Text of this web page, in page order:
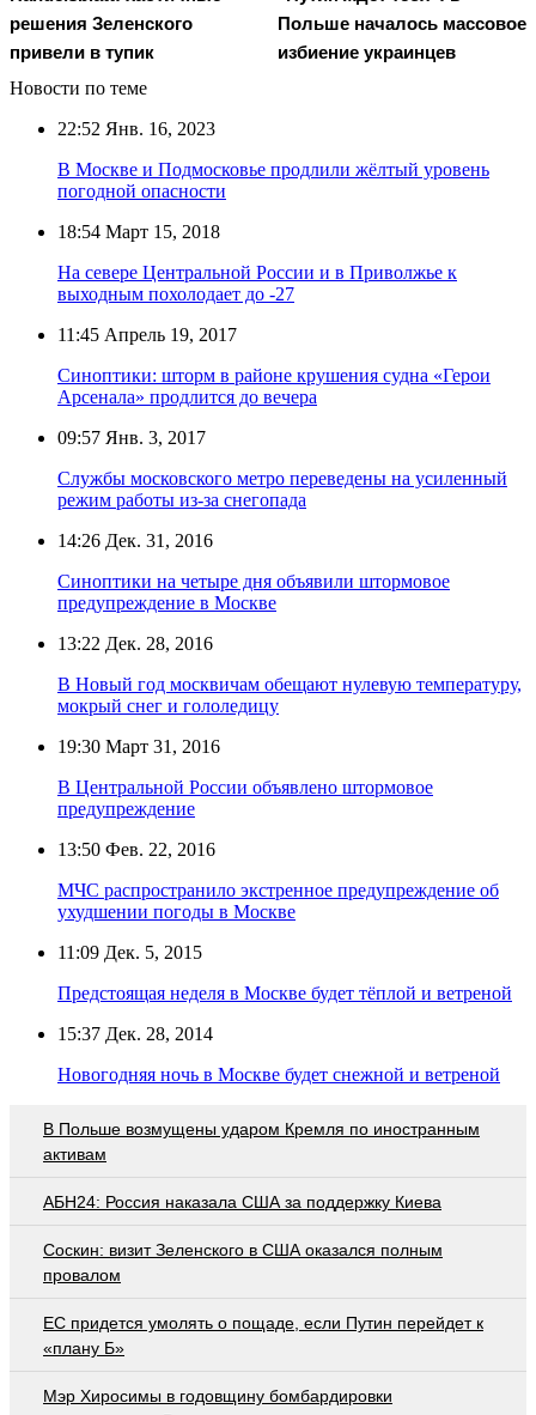
решения Зеленского
привели в тупик
Польше началось массовое
избиение украинцев
Новости по теме
22:52 Янв. 16, 2023
В Москве и Подмосковье продлили жёлтый уровень
погодной опасности
18:54 Март 15, 2018
На севере Центральной России и в Приволжье к
выходным похолодает до -27
11:45 Апрель 19, 2017
Синоптики: шторм в районе крушения судна «Герои
Арсенала» продлится до вечера
09:57 Янв. 3, 2017
Службы московского метро переведены на усиленный
режим работы из-за снегопада
14:26 Дек. 31, 2016
Синоптики на четыре дня объявили штормовое
предупреждение в Москве
13:22 Дек. 28, 2016
В Новый год москвичам обещают нулевую температуру,
мокрый снег и гололедицу
19:30 Март 31, 2016
В Центральной России объявлено штормовое
предупреждение
13:50 Фев. 22, 2016
МЧС распространило экстренное предупреждение об
ухудшении погоды в Москве
11:09 Дек. 5, 2015
Предстоящая неделя в Москве будет тёплой и ветреной
15:37 Дек. 28, 2014
Новогодняя ночь в Москве будет снежной и ветреной
В Польше возмущены ударом Кремля по иностранным
активам
АБН24: Россия наказала США за поддержку Киева
Соскин: визит Зеленского в США оказался полным
провалом
EC придется умолять о пощаде, если Путин перейдет к
«плану Б»
Мэр Хиросимы в годовщину бомбардировки